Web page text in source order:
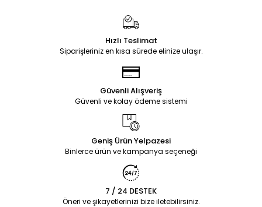
Hızlı Teslimat
Siparişleriniz en kısa sürede elinize ulaşır.
Güvenli Alışveriş
Güvenli ve kolay ödeme sistemi
Geniş Ürün Yelpazesi
Binlerce ürün ve kampanya seçeneği
7 / 24 DESTEK
Öneri ve şikayetlerinizi bize iletebilirsiniz.